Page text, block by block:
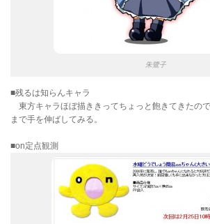
朱鷺子
■残るは知らんキャラ
東方キャラほぼ描ききってちょっと飽きてきたの
まで手を伸ばしてみる。
■on定点観測